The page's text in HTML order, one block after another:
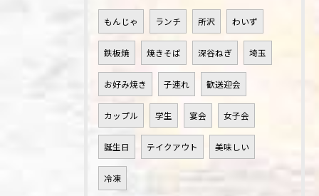
もんじゃ ランチ 所沢 わいず
鉄板焼 焼きそば 深谷ねぎ 埼玉
お好み焼き 子連れ 歓送迎会
カップル 学生 宴会 女子会
誕生日 テイクアウト 美味しい
冷凍